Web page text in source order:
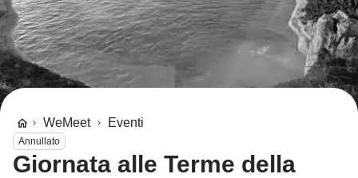
WeMeet Eventi
Annullato
Giornata alle Terme della